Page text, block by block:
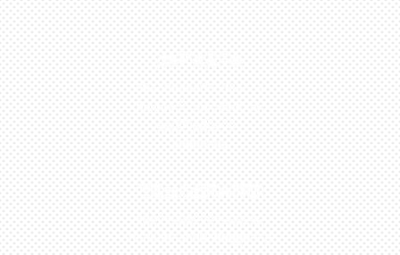
JAKARTA
Perumahan Boulevard
Taman Surya 3 Blok h2,
No.27, Jakarta –
Indonesia
TANGERANG
Husein Sastra Negara,
No.8 Jurumudi Tangerang